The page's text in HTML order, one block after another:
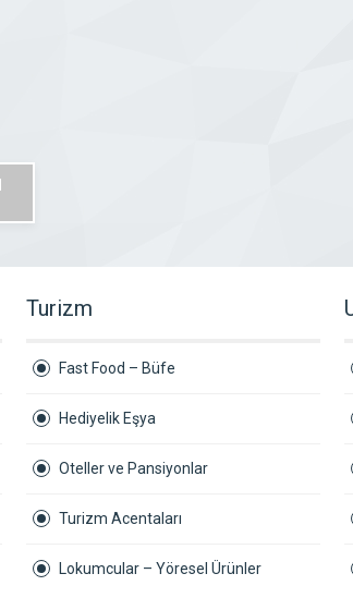
Turizm
Fast Food – Büfe
Hediyelik Eşya
Oteller ve Pansiyonlar
Turizm Acentaları
Lokumcular – Yöresel Ürünler